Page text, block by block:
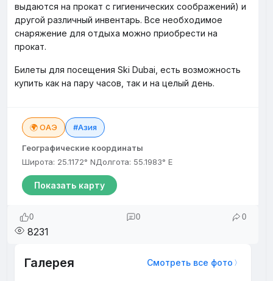
выдаются на прокат с гигиенических соображений) и
другой различный инвентарь. Все необходимое
снаряжение для отдыха можно приобрести на
прокат.
Билеты для посещения Ski Dubai, есть возможность
купить как на пару часов, так и на целый день.
🌍 ОАЭ #Азия
Географические координаты
Широта: 25.1172° NДолгота: 55.1983° E
Показать карту
0 0 0
8231
Галерея Смотреть все фото